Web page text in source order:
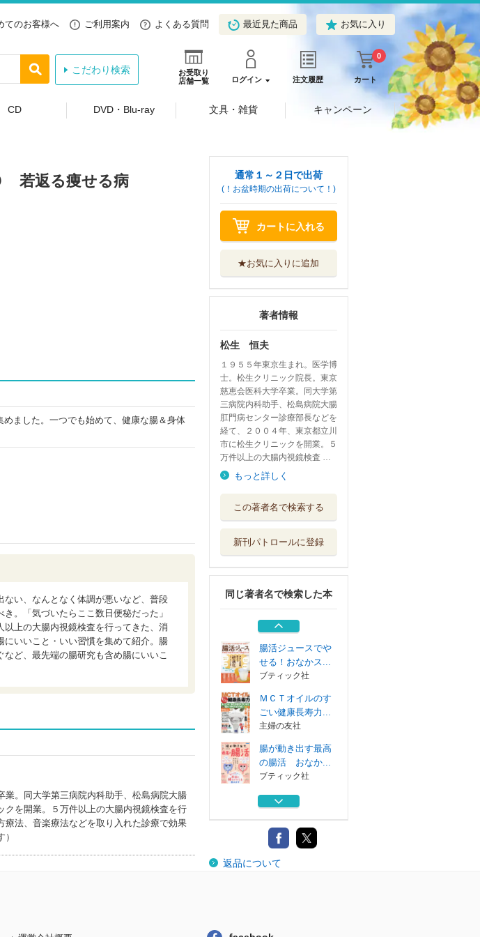
てのお客様へ ご利用案内 よくある質問 最近見た商品 お気に入り
お受取り
店舗一覧
ログイン 注文履歴 カート
0
こだわり検索
CD DVD・Blu-ray 文具・雑貨 キャンペーン
若返る痩せる病
ました。一つでも始めて、健康な腸＆身体
い、なんとなく体調が悪いなど、普段
。「気づいたらここ数日便秘だった」
上の大腸内視鏡検査を行ってきた、消
いいこと・いい習慣を集めて紹介。腸
ど、最先端の腸研究も含め腸にいいこ
業。同大学第三病院内科助手、松島病院大腸
を開業。５万件以上の大腸内視鏡検査を行
法、音楽療法などを取り入れた診療で効果
通常１～２日で出荷
(！お盆時期の出荷について！)
カートに入れる
★お気に入りに追加
著者情報
松生 恒夫
１９５５年東京生まれ。医学博
士。松生クリニック院長。東京
慈恵会医科大学卒業。同大学第
三病院内科助手、松島病院大腸
肛門病センター診療部長などを
経て、２００４年、東京都立川
市に松生クリニックを開業。５
万件以上の大腸内視鏡検査 …
もっと詳しく
この著者名で検索する
新刊パトロールに登録
同じ著者名で検索した本
の腸活 おなか...
あなたの腸で長生
三笠書房
腸の名医が明かす
！見た目スッキ...
宝島社
腸活ジュースでや
せる！おなかス...
ブティック社
ＭＣＴオイルのす
ごい健康長寿力...
主婦の友社
腸が動き出す最高
の腸活 おなか...
ブティック社
あなたの腸で長生
三笠書房
腸の名医が明かす
！見た目スッキ...
返品について